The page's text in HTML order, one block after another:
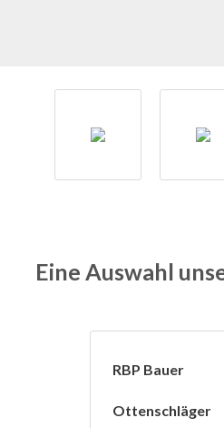
Eine Auswahl
RBP Bauer
Ottenschläger